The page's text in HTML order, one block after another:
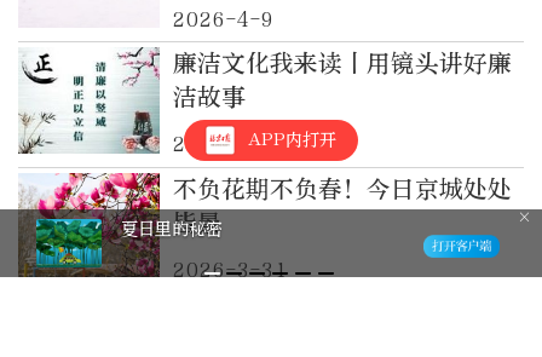
2026-4-9
廉洁文化我来读丨用镜头讲好廉
洁故事
2026-4-1
不负花期不负春！今日京城处处
皆景
2026-3-31
APP内打开
夏日里的秘密